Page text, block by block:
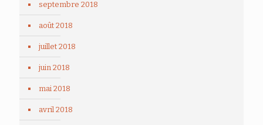
septembre 2018
août 2018
juillet 2018
juin 2018
mai 2018
avril 2018